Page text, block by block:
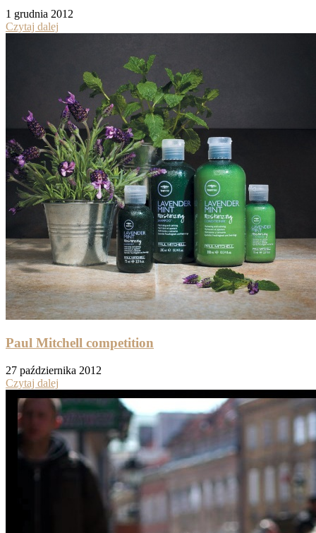
1 grudnia 2012
Czytaj dalej
Paul Mitchell competition
27 października 2012
Czytaj dalej